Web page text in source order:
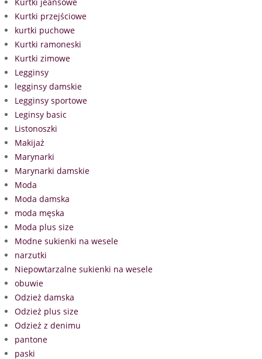
Kurtki przejściowe
kurtki puchowe
Kurtki ramoneski
Kurtki zimowe
Legginsy
legginsy damskie
Legginsy sportowe
Leginsy basic
Listonoszki
Makijaż
Marynarki
Marynarki damskie
Moda
Moda damska
moda męska
Moda plus size
Modne sukienki na wesele
narzutki
Niepowtarzalne sukienki na wesele
obuwie
Odzież damska
Odzież plus size
Odzież z denimu
pantone
paski